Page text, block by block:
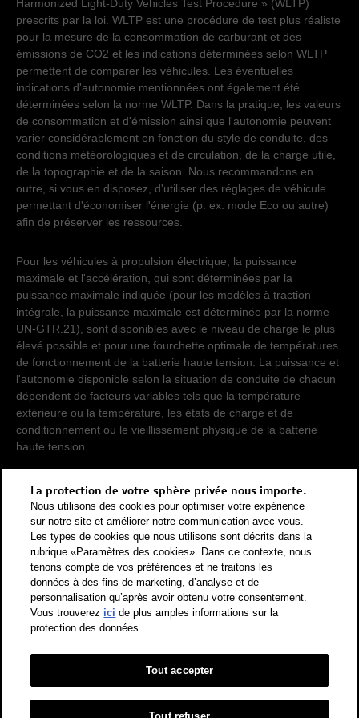
Samedi - Dimanche
fermé
Vendredi
07:30- 12:00 13:30-17:00
Samedi - Dimanche
Harmonized Light-Duty Vehicles Test Procedure » (WLTP)
prescrits par la loi. WLTP est une procédure de test plus réaliste
pour la mesure de la consommation de carburant et des
émissions de CO2 et les indications déterminées selon WLTP
permettent de comparer les véhicules. Les éventuelles
indications d'autonomie mentionnées ont également été
déterminées selon la norme WLTP. Dans la pratique, les valeurs
de consommation et d'émission ainsi que l'autonomie peuvent
varier considérablement en fonction du style de conduite, des
conditions météorologiques et de circulation, de la charge utile,
de la topographie et de la saison. Nous recommandons en
outre, si vous en disposez, d'utiliser des réglages de véhicule
permettant d'économiser l'énergie (p. ex. mode Eco ou autre)
afin de préserver les ressources.
Pour les véhicules à propulsion électrique, la puissance
maximale et l'accélération, qui sont déterminées par la
puissance maximale indiquée (pour les modèles à traction
intégrale, la puissance maximale est déterminée par la norme
UN-GTR.21), sont disponibles avec le niveau de charge le plus
élevé possible et pour une fourchette optimale de températures
de fonctionnement de la batterie haute tension. La puissance et
l'autonomie disponible selon la situation de conduite de chacun
dépendent de facteurs variables tels que la température
extérieure ou la température, les états de charge et de
conditionnement ou le vieillissement physique de la batterie
haute tension.
Pour que les consommations d'énergie de différents types de
propulsion (essence, diesel, gaz, courant électrique, etc.) soient
comparables, elles sont également indiquées sous forme
d'équivalents essence (unité de mesure énergétique). Le CO2
est le principal gaz à effet de serre responsable du
réchauffement climatique. Valeur moyenne des émissions de
CO2 pour tous les véhicules neufs vendus en Suisse: 111 g/km
(WLTP). Valeur cible des émissions de CO2 pour tous les
véhicules neufs vendus en Suisse: 93.6 g/km (WLTP). Les
données indiquées pour un véhicule peuvent différer des
données d'immatriculation conformément à l'homologation de
Catégorie de rendement énergétique selon la nouvelle méthode
de calcul conformément à l'annexe 4.1 de l'OEEE et valable dès
La protection de votre sphère privée nous importe.
Nous utilisons des cookies pour optimiser votre expérience
sur notre site et améliorer notre communication avec vous.
Les types de cookies que nous utilisons sont décrits dans la
rubrique «Paramètres des cookies». Dans ce contexte, nous
tenons compte de vos préférences et ne traitons les
données à des fins de marketing, d’analyse et de
personnalisation qu’après avoir obtenu votre consentement.
Vous trouverez ici de plus amples informations sur la
protection des données.
Tout accepter